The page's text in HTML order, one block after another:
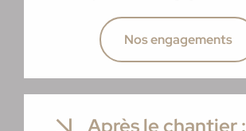
Nos engagements
Après le chantier :